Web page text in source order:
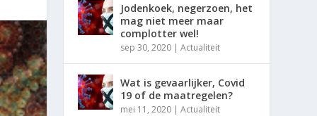
Jodenkoek, negerzoen, het
mag niet meer maar
complotter wel!
sep 30, 2020 |Actualiteit
Wat is gevaarlijker, Covid
19 of de maatregelen?
mei 11, 2020 |Actualiteit